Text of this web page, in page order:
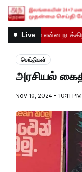
Liveஎன்ன நடக்கிறது!
செய்திகள்
அரசியல்
Nov 10, 2024 - 10:11 PM